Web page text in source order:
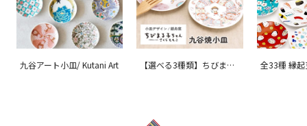
九谷アート小皿/ Kutani Art
【選べる3種類】ちびまる
全33種 縁